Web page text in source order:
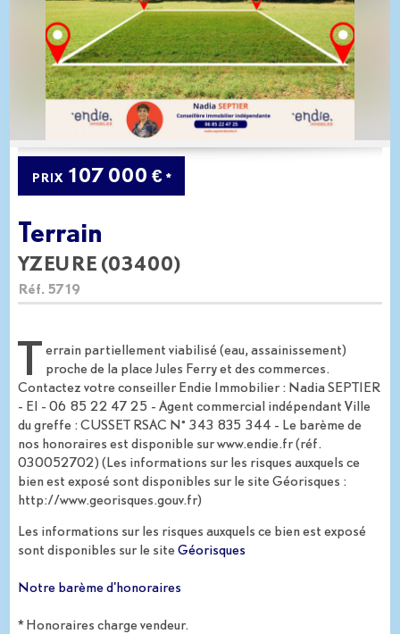
PRIX107 000 € *
Terrain
YZEURE (03400)
Réf. 5719
T errain partiellement viabilisé (eau, assainissement)
proche de la place Jules Ferry et des commerces.
Contactez votre conseiller Endie Immobilier : Nadia SEPTIER
- EI - 06 85 22 47 25 - Agent commercial indépendant Ville
du greffe : CUSSET RSAC N° 343 835 344 - Le barème de
nos honoraires est disponible sur www.endie.fr (réf.
030052702) (Les informations sur les risques auxquels ce
bien est exposé sont disponibles sur le site Géorisques :
http://www.georisques.gouv.fr)
Les informations sur les risques auxquels ce bien est exposé
sont disponibles sur le siteGéorisques
Notre barème d'honoraires
* Honoraires charge vendeur.